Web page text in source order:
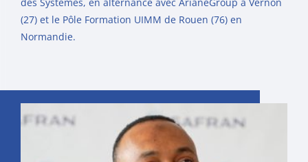
(27) et le Pôle Formation UIMM de Rouen (76) en
Normandie.